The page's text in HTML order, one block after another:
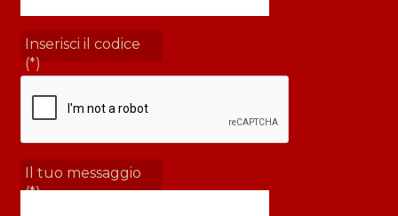
Inserisci il codice
(*)
Il tuo messaggio
(*)